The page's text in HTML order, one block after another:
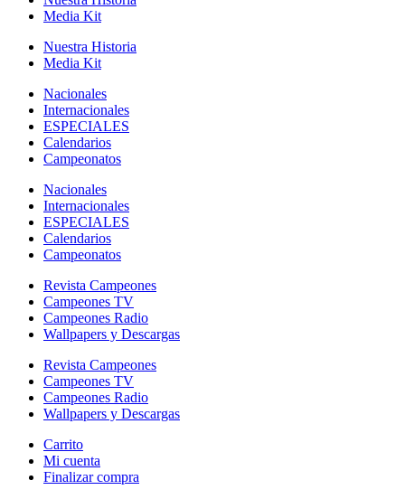
Media Kit
Nuestra Historia
Media Kit
Nacionales
Internacionales
ESPECIALES
Calendarios
Campeonatos
Nacionales
Internacionales
ESPECIALES
Calendarios
Campeonatos
Revista Campeones
Campeones TV
Campeones Radio
Wallpapers y Descargas
Revista Campeones
Campeones TV
Campeones Radio
Wallpapers y Descargas
Carrito
Mi cuenta
Finalizar compra